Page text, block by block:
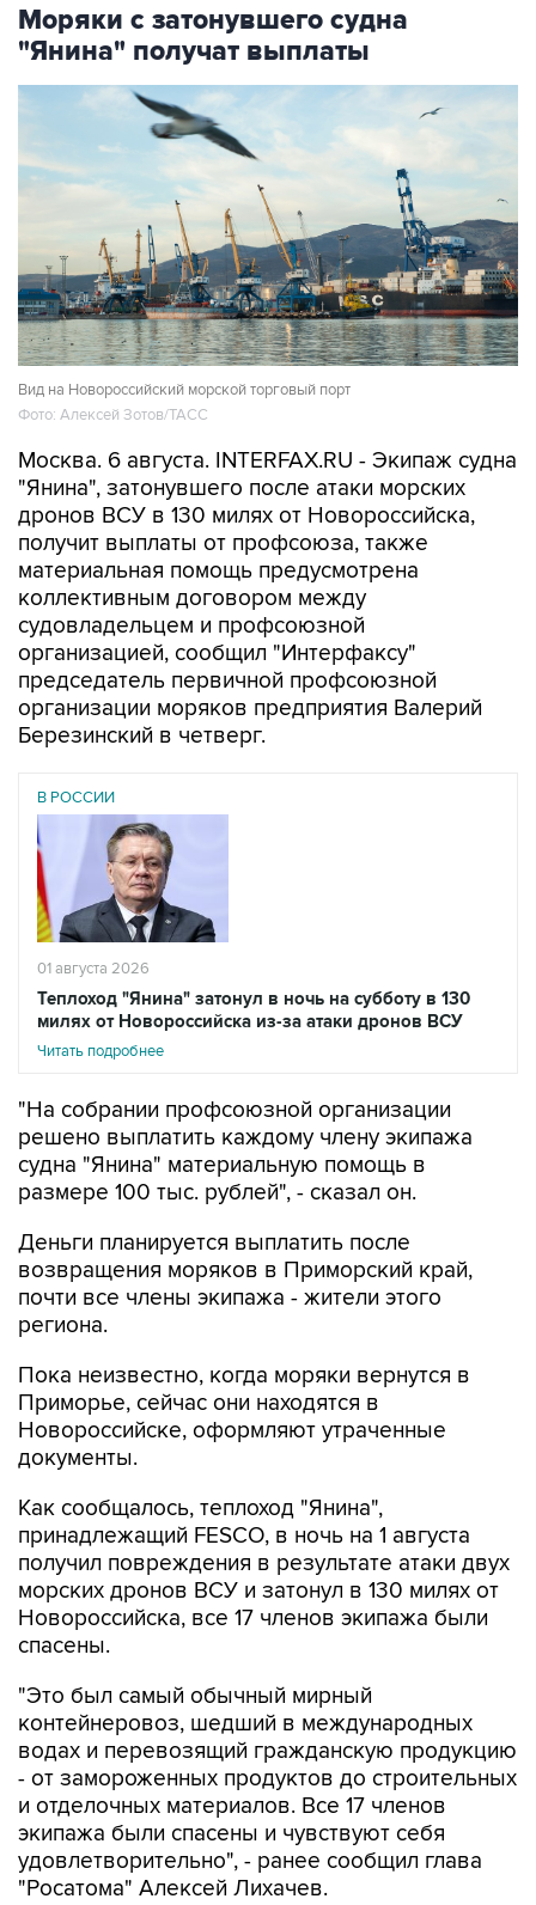
Моряки с затонувшего судна
"Янина" получат выплаты
Вид на Новороссийский морской торговый порт
Фото: Алексей Зотов/ТАСС
Москва. 6 августа. INTERFAX.RU - Экипаж судна
"Янина", затонувшего после атаки морских
дронов ВСУ в 130 милях от Новороссийска,
получит выплаты от профсоюза, также
материальная помощь предусмотрена
коллективным договором между
судовладельцем и профсоюзной
организацией, сообщил "Интерфаксу"
председатель первичной профсоюзной
организации моряков предприятия Валерий
Березинский в четверг.
В РОССИИ
01 августа 2026
Теплоход "Янина" затонул в ночь на субботу в 130
милях от Новороссийска из-за атаки дронов ВСУ
Читать подробнее
"На собрании профсоюзной организации
решено выплатить каждому члену экипажа
судна "Янина" материальную помощь в
размере 100 тыс. рублей", - сказал он.
Деньги планируется выплатить после
возвращения моряков в Приморский край,
почти все члены экипажа - жители этого
региона.
Пока неизвестно, когда моряки вернутся в
Приморье, сейчас они находятся в
Новороссийске, оформляют утраченные
документы.
Как сообщалось, теплоход "Янина",
принадлежащий FESCO, в ночь на 1 августа
получил повреждения в результате атаки двух
морских дронов ВСУ и затонул в 130 милях от
Новороссийска, все 17 членов экипажа были
спасены.
"Это был самый обычный мирный
контейнеровоз, шедший в международных
водах и перевозящий гражданскую продукцию
- от замороженных продуктов до строительных
и отделочных материалов. Все 17 членов
экипажа были спасены и чувствуют себя
удовлетворительно", - ранее сообщил глава
"Росатома" Алексей Лихачев.